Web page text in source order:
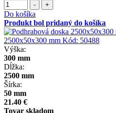
- +
Do košíka
Produkt bol pridaný do košíka
2500x50x300 mm Kód: 50488
Výška:
300 mm
Dĺžka:
2500 mm
Šírka:
50 mm
21.40 €
Tovar skladom